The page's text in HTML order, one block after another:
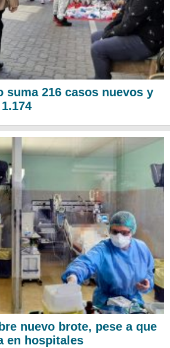
suma 216 casos nuevos y
nuevo brote, pese a que
en hospitales